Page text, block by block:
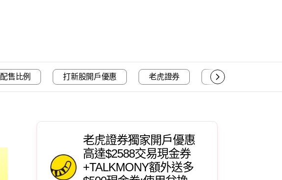
配售比例 打新股開戶優惠 老虎證券 富途證券
老虎證券獨家開戶優惠
高達$2588交易現金券
+TALKMONY額外送多